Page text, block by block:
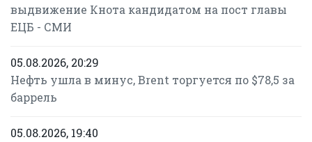
выдвижение Кнота кандидатом на пост главы
ЕЦБ - СМИ
05.08.2026, 20:29
Нефть ушла в минус, Brent торгуется по $78,5 за
баррель
05.08.2026, 19:40